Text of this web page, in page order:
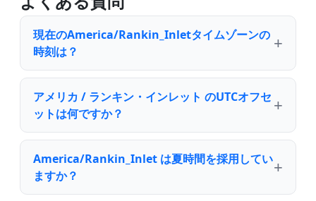
現在のAmerica/Rankin_Inletタイムゾーンの
時刻は？
アメリカ / ランキン・インレット のUTCオフセ
ットは何ですか？
America/Rankin_Inlet は夏時間を採用してい
ますか？